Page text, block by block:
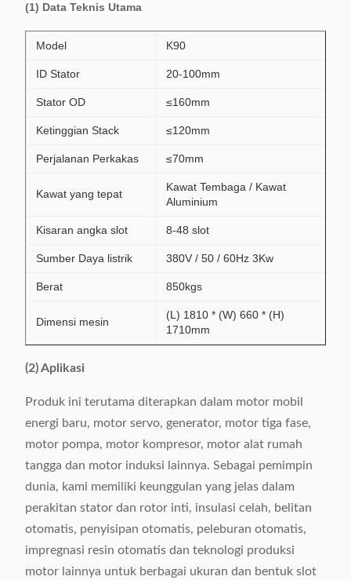
(1) Data Teknis Utama
Model K90
ID Stator 20-100mm
Stator OD ≤160mm
Ketinggian Stack ≤120mm
Perjalanan Perkakas ≤70mm
Kawat yang tepat
Kawat Tembaga / Kawat
Aluminium
Kisaran angka slot 8-48 slot
Sumber Daya listrik 380V / 50 / 60Hz 3Kw
Berat 850kgs
Dimensi mesin
(L) 1810 * (W) 660 * (H)
1710mm
(2) Aplikasi
Produk ini terutama diterapkan dalam motor mobil
energi baru, motor servo, generator, motor tiga fase,
motor pompa, motor kompresor, motor alat rumah
tangga dan motor induksi lainnya. Sebagai pemimpin
dunia, kami memiliki keunggulan yang jelas dalam
perakitan stator dan rotor inti, insulasi celah, belitan
otomatis, penyisipan otomatis, peleburan otomatis,
impregnasi resin otomatis dan teknologi produksi
motor lainnya untuk berbagai ukuran dan bentuk slot